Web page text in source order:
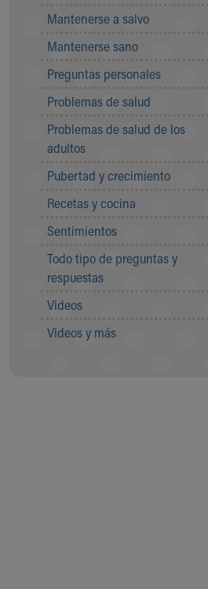
Our Mission, Vision, Promise
Calendar of Events
Community Mission
Connect With Us
Our Culture of Caring
Newsroom
Our Leadership
Unity and Engagement
Women's Board
More childhood, please.™
Cincinnati Children's
Your Visit
Directions
Doggie Brigade
Mantenerse a salvo
Mantenerse sano
Preguntas personales
Problemas de salud
Problemas de salud de los
adultos
Pubertad y crecimiento
Recetas y cocina
Sentimientos
Todo tipo de preguntas y
respuestas
Videos
Videos y más